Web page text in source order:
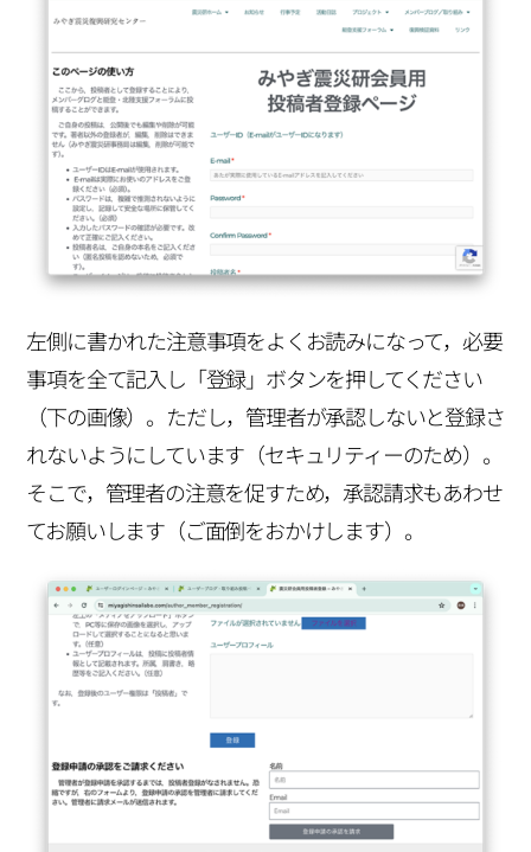
左側に書かれた注意事項をよくお読みになって，必要
事項を全て記入し「登録」ボタンを押してください
（下の画像）。ただし，管理者が承認しないと登録さ
れないようにしています（セキュリティーのため）。
そこで，管理者の注意を促すため，承認請求もあわせ
てお願いします（ご面倒をおかけします）。